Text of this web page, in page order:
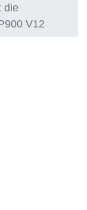
die
V12